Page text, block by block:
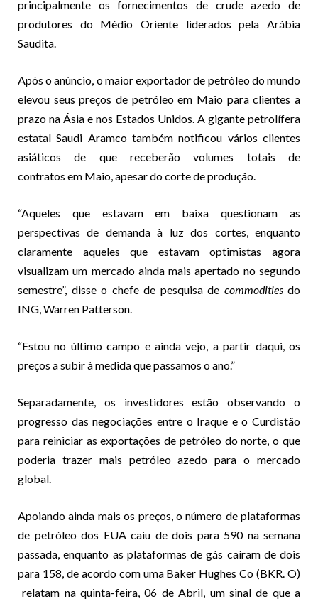
principalmente os fornecimentos de crude azedo de
produtores do Médio Oriente liderados pela Arábia
Saudita.
Após o anúncio, o maior exportador de petróleo do mundo
elevou seus preços de petróleo em Maio para clientes a
prazo na Ásia e nos Estados Unidos. A gigante petrolífera
estatal Saudi Aramco também notificou vários clientes
asiáticos de que receberão volumes totais de
contratos em Maio, apesar do corte de produção.
“Aqueles que estavam em baixa questionam as
perspectivas de demanda à luz dos cortes, enquanto
claramente aqueles que estavam optimistas agora
visualizam um mercado ainda mais apertado no segundo
semestre”, disse o chefe de pesquisa de commoditiesdo
ING, Warren Patterson.
“Estou no último campo e ainda vejo, a partir daqui, os
preços a subir à medida que passamos o ano.”
Separadamente, os investidores estão observando o
progresso das negociações entre o Iraque e o Curdistão
para reiniciar as exportações de petróleo do norte, o que
poderia trazer mais petróleo azedo para o mercado
global.
Apoiando ainda mais os preços, o número de plataformas
de petróleo dos EUA caiu de dois para 590 na semana
passada, enquanto as plataformas de gás caíram de dois
para 158, de acordo com uma Baker Hughes Co (BKR. O)
relatam na quinta-feira, 06 de Abril, um sinal de que a